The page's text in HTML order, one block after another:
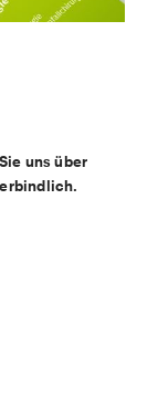
uns über